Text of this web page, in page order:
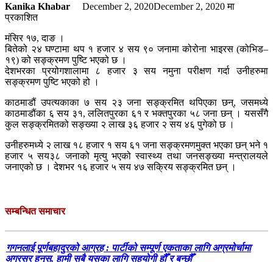
Kanika Khabar December 2, 2020December 2, 2020मा
प्रकाशित
मंसिर १७, दाङ ।
बितेको २४ घण्टामा थप १ हजार ४ सय ९० जनामा कोरोना भाइरस (कोभिड–
१९) को सङ्क्रमण पुष्टि भएको छ ।
देशभरका प्रयोगशालामा ८ हजार ३ सय नमुना परीक्षण गर्दा उनीहरुमा
सङ्क्रमण पुष्टि भएको हो ।
काठमाडौं उपत्यकाका ७ सय २३ जना सङ्क्रमित थपिएका छन्, जसमध्ये
काठमाडौंका ६ सय ३१, ललितपुरका ६१ र भक्तपुरका ५८ जना छन् । यससँगै
कुल सङ्क्रमितको सङ्ख्या २ लाख ३६ हजार २ सय ४६ पुगेको छ ।
उनीहरुमध्ये २ लाख १८ हजार १ सय ६१ जना सङ्क्रमणमुक्त भएका छन् भने १
हजार ५ सय३८ जनाको मृत्यु भएको स्वास्थ्य तथा जनसङ्ख्या मन्त्रालयले
जनाएको छ । देशभर १६ हजार ५ सय ४७ सक्रिय सङ्क्रमित छन् ।
सम्बन्धित समाचार
गगनलाई पूर्णबहादुरको आग्रह : पार्टीको सम्पूर्ण एकताका लागि अग्रमोर्चामा
अग्रसर हुनुस, हामी सबै यसका लागि सहयोगी हौँ र बन्छौँ